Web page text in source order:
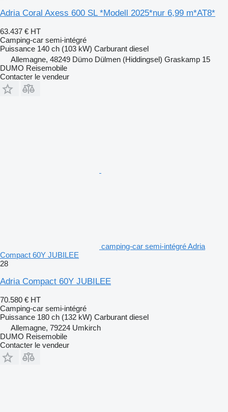
Adria Coral Axess 600 SL *Modell 2025*nur 6,99 m*AT8*
63.437 € HT
Camping-car semi-intégré
Puissance 140 ch (103 kW) Carburant diesel
Allemagne, 48249 Dümo Dülmen (Hiddingsel) Graskamp 15
DUMO Reisemobile
Contacter le vendeur
camping-car semi-intégré Adria
Compact 60Y JUBILEE
28
Adria Compact 60Y JUBILEE
70.580 € HT
Camping-car semi-intégré
Puissance 180 ch (132 kW) Carburant diesel
Allemagne, 79224 Umkirch
DUMO Reisemobile
Contacter le vendeur